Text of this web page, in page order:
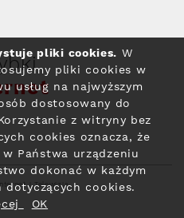
i Telewizja
pliki cookies. W
pliki cookies w
usług na najwyższym
dostosowany do
z witryny bez
cookies oznacza, że
Państwa urządzeniu
dokonać w każdym
dotyczących cookies.
OK